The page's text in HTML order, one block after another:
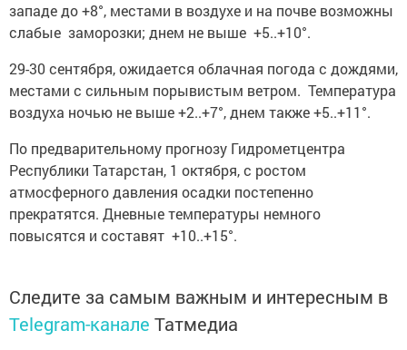
западе до +8°, местами в воздухе и на почве возможны
слабые заморозки; днем не выше +5..+10°.
29-30 сентября, ожидается облачная погода с дождями,
местами с сильным порывистым ветром. Температура
воздуха ночью не выше +2..+7°, днем также +5..+11°.
По предварительному прогнозу Гидрометцентра
Республики Татарстан, 1 октября, с ростом
атмосферного давления осадки постепенно
прекратятся. Дневные температуры немного
повысятся и составят +10..+15°.
Следите за самым важным и интересным в
Telegram-канале Татмедиа